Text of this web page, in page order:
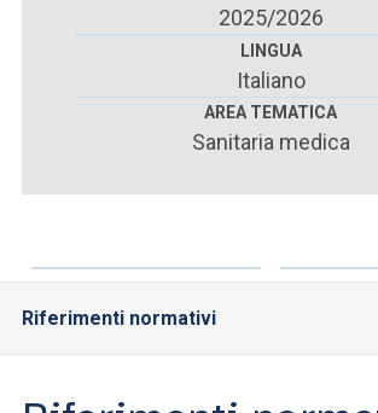
ACCEDI A CLOUDMAIL
2025/2026
LINGUA
Italiano
AREA TEMATICA
Sanitaria medica
Riferimenti normativi